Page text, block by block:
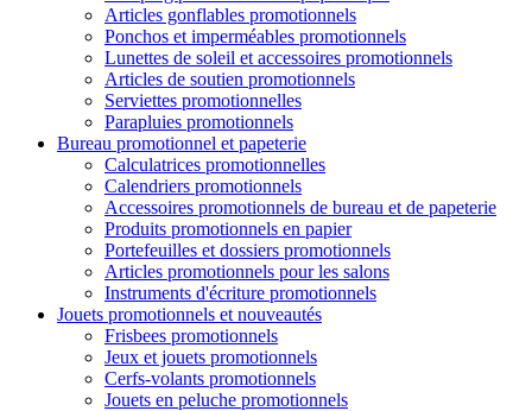
Articles gonflables promotionnels
Ponchos et imperméables promotionnels
Lunettes de soleil et accessoires promotionnels
Articles de soutien promotionnels
Serviettes promotionnelles
Parapluies promotionnels
Bureau promotionnel et papeterie
Calculatrices promotionnelles
Calendriers promotionnels
Accessoires promotionnels de bureau et de papeterie
Produits promotionnels en papier
Portefeuilles et dossiers promotionnels
Articles promotionnels pour les salons
Instruments d'écriture promotionnels
Jouets promotionnels et nouveautés
Frisbees promotionnels
Jeux et jouets promotionnels
Cerfs-volants promotionnels
Jouets en peluche promotionnels